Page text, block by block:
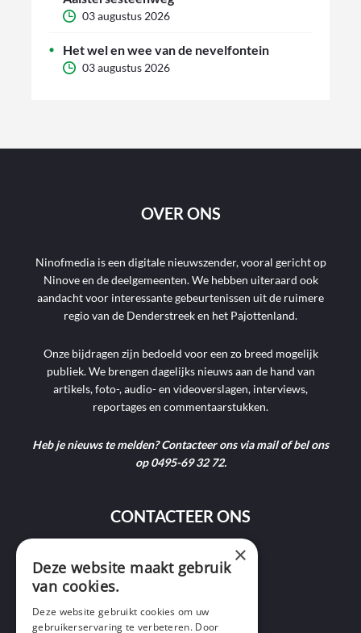
03 augustus 2026
Het wel en wee van de nevelfontein
03 augustus 2026
OVER ONS
Ninofmedia is een digitale nieuwszender, vooral gericht op
Ninove en de deelgemeenten. We hebben uiteraard ook
aandacht voor interessante gebeurtenissen uit de ruimere
regio van de Denderstreek en het Pajottenland.
Onze bijdragen zijn bedoeld voor een zo breed mogelijk
publiek. We brengen dagelijks nieuws aan de hand van
artikels, foto-, audio- en videoverslagen, interviews,
reportages en commentaarstukken.
Heb je nieuws te melden? Contacteer ons via mail of bel ons
op 0495-69 32 72.
CONTACTEER ONS
9400 Ninove ×
Deze website maakt gebruik
van cookies.
Deze website gebruikt cookies om uw
gebruikerservaring te verbeteren. Door